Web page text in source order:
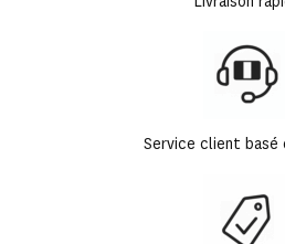
Service client basé